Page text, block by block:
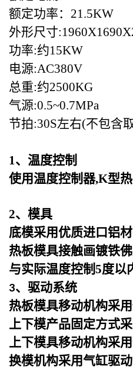
额定功率：21.5KW
外形尺寸
功率:约15KW
电源:AC380V
总重:约2500KG
气源:0.5~0.7MPa
节拍:30S左右(不包含
1、温度控制
使用温度控制器,K型
2、模具
底模采用优质进口铝材
热板模具接触画镀铁
与实际温度控制5度以
3、驱动系统
热板模具移动机构采
上下模产品固定方式
上下模具移动机构采
换模机构采用气缸驱动